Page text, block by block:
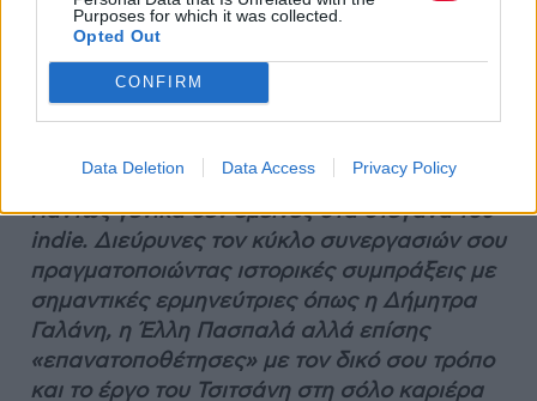
Purposes for which it was collected.
Opted Out
CONFIRM
Data Deletion Data Access Privacy Policy
παράλληλα και στο επίπεδο ακρόασης και
συνεχούς εξερεύνησης. Μου αρέσει ακόμα
πολύ να ψάχνω μουσική και είμαι -δυστυχώς
για τα οικονομικά μου- ακόμα συλλέκτης
Πάντως γενικά δεν έμεινες στα στεγανά του
indie. Διεύρυνες τον κύκλο συνεργασιών σου
πραγματοποιώντας ιστορικές συμπράξεις με
σημαντικές ερμηνεύτριες όπως η Δήμητρα
Γαλάνη, η Έλλη Πασπαλά αλλά επίσης
«επανατοποθέτησες» με τον δικό σου τρόπο
και το έργο του Τσιτσάνη στη σόλο καριέρα